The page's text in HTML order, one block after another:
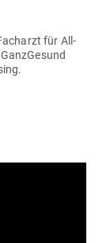
für All­